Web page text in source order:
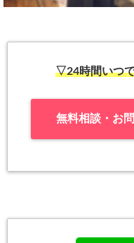
▽24時間いつ
無料相談・お